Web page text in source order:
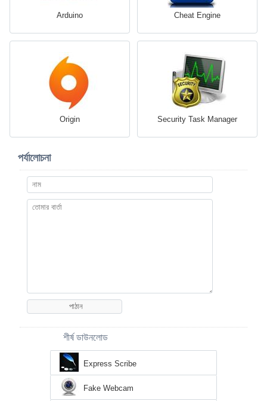
Arduino Cheat Engine
Origin Security Task Manager
পর্যালোচনা
শীর্ষ ডাউনলোড
Express Scribe
Fake Webcam